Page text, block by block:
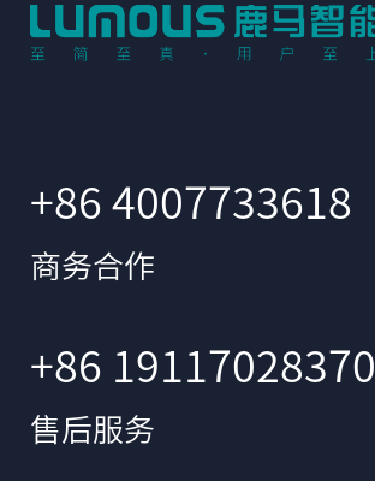
+86 4007733618
商务合作
+86 19117028370
售后服务